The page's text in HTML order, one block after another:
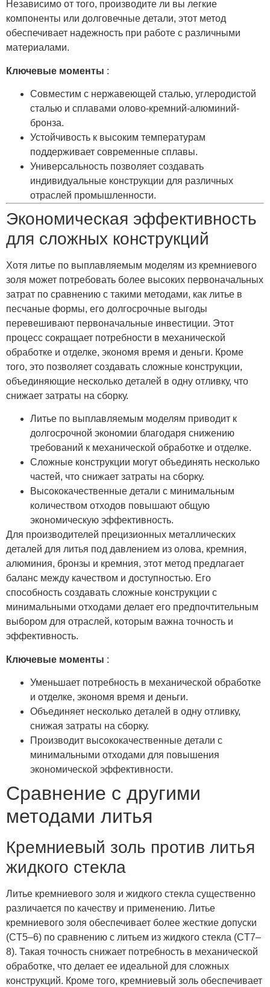
Независимо от того, производите ли вы легкие
компоненты или долговечные детали, этот метод
обеспечивает надежность при работе с различными
материалами.
Ключевые моменты :
Совместим с нержавеющей сталью, углеродистой
сталью и сплавами олово-кремний-алюминий-
бронза.
Устойчивость к высоким температурам
поддерживает современные сплавы.
Универсальность позволяет создавать
индивидуальные конструкции для различных
отраслей промышленности.
Экономическая эффективность
для сложных конструкций
Хотя литье по выплавляемым моделям из кремниевого
золя может потребовать более высоких первоначальных
затрат по сравнению с такими методами, как литье в
песчаные формы, его долгосрочные выгоды
перевешивают первоначальные инвестиции. Этот
процесс сокращает потребности в механической
обработке и отделке, экономя время и деньги. Кроме
того, это позволяет создавать сложные конструкции,
объединяющие несколько деталей в одну отливку, что
снижает затраты на сборку.
Литье по выплавляемым моделям приводит к
долгосрочной экономии благодаря снижению
требований к механической обработке и отделке.
Сложные конструкции могут объединять несколько
частей, что снижает затраты на сборку.
Высококачественные детали с минимальным
количеством отходов повышают общую
экономическую эффективность.
Для производителей прецизионных металлических
деталей для литья под давлением из олова, кремния,
алюминия, бронзы и кремния, этот метод предлагает
баланс между качеством и доступностью. Его
способность создавать сложные конструкции с
минимальными отходами делает его предпочтительным
выбором для отраслей, которым важна точность и
эффективность.
Ключевые моменты :
Уменьшает потребность в механической обработке
и отделке, экономя время и деньги.
Объединяет несколько деталей в одну отливку,
снижая затраты на сборку.
Производит высококачественные детали с
минимальными отходами для повышения
экономической эффективности.
Сравнение с другими
методами литья
Кремниевый золь против литья
жидкого стекла
Литье кремниевого золя и жидкого стекла существенно
различается по качеству и применению. Литье
кремниевого золя обеспечивает более жесткие допуски
(CT5–6) по сравнению с литьем из жидкого стекла (CT7–
8). Такая точность снижает потребность в механической
обработке, что делает ее идеальной для сложных
конструкций. Кроме того, кремниевый золь обеспечивает